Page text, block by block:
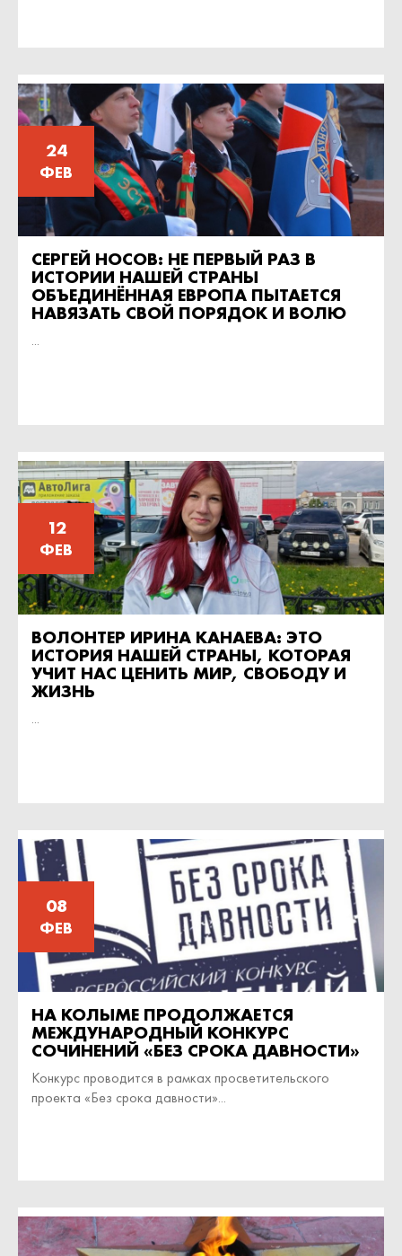
24
ФЕВ
СЕРГЕЙ НОСОВ: НЕ ПЕРВЫЙ РАЗ В
ИСТОРИИ НАШЕЙ СТРАНЫ
ОБЪЕДИНЁННАЯ ЕВРОПА ПЫТАЕТСЯ
НАВЯЗАТЬ СВОЙ ПОРЯДОК И ВОЛЮ
...
12
ФЕВ
ВОЛОНТЕР ИРИНА КАНАЕВА: ЭТО
ИСТОРИЯ НАШЕЙ СТРАНЫ, КОТОРАЯ
УЧИТ НАС ЦЕНИТЬ МИР, СВОБОДУ И
ЖИЗНЬ
...
08
ФЕВ
НА КОЛЫМЕ ПРОДОЛЖАЕТСЯ
МЕЖДУНАРОДНЫЙ КОНКУРС
СОЧИНЕНИЙ «БЕЗ СРОКА ДАВНОСТИ»
Конкурс проводится в рамках просветительского
проекта «Без срока давности»...